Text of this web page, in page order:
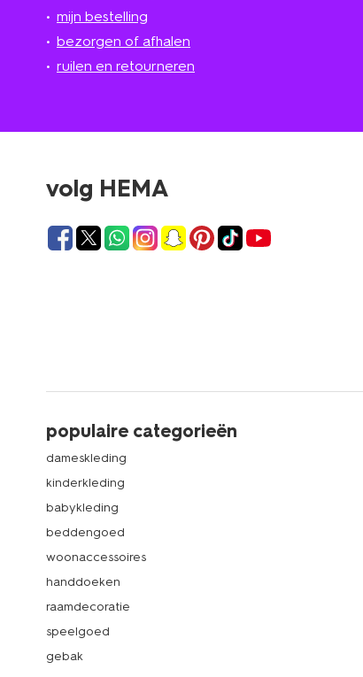
mijn bestelling
bezorgen of afhalen
ruilen en retourneren
volg HEMA
populaire categorieën
dameskleding
kinderkleding
babykleding
beddengoed
woonaccessoires
handdoeken
raamdecoratie
speelgoed
gebak